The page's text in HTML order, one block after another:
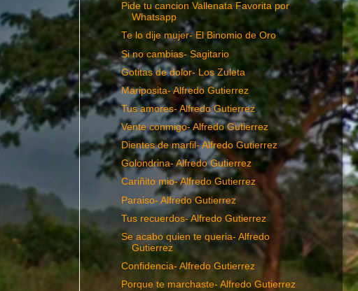
Pide tu cancion Vallenata Favorita por
Whatsapp
Te lo dije mujer- El Binomio de Oro
Si no cambias- Sagitario
Gotitas de dolor- Los Zuleta
Mariposita- Alfredo Gutierrez
Tus amores- Alfredo Gutierrez
Vente conmigo- Alfredo Gutierrez
Dientes de marfil- Alfredo Gutierrez
Golondrina- Alfredo Gutierrez
Cariñito mio- Alfredo Gutierrez
Paraiso- Alfredo Gutierrez
Tus recuerdos- Alfredo Gutierrez
Se acabo quien te queria- Alfredo
Gutierrez
Confidencia- Alfredo Gutierrez
Porque te marchaste- Alfredo Gutierrez